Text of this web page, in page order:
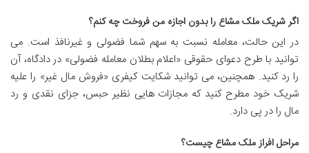
اگر شریک ملک مشاع را بدون اجازه من فروخت چه کنم؟
در این حالت، معامله نسبت به سهم شما فضولی و غیرنافذ است. می
توانید با طرح دعوای حقوقی «اعلام بطلان معامله فضولی» در دادگاه، آن
را رد کنید. همچنین، می توانید شکایت کیفری «فروش مال غیر» را علیه
شریک خود مطرح کنید که مجازات هایی نظیر حبس، جزای نقدی و رد
مال را در پی دارد.
مراحل افراز ملک مشاع چیست؟